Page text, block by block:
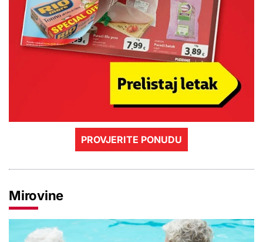
PROVJERITE PONUDU
Mirovine